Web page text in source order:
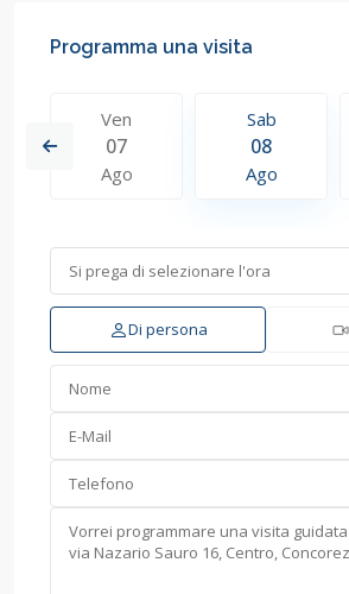
Programma una visita
Ven
07
Ago
Sab
08
Ago
Di persona